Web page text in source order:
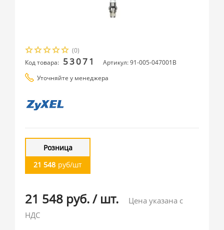
(0)
Код товара: 53071
Артикул: 91-005-047001B
Уточняйте у менеджера
Розница
21 548 руб/шт
21 548 руб./ шт.
Цена указана с
НДС